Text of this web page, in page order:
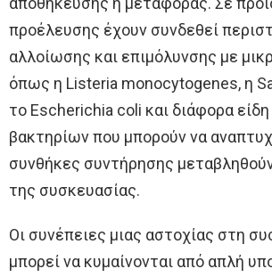
προέλευσης έχουν συνδεθεί
αλλοίωσης και επιμόλυνσης με
όπως η Listeria monocytogenes, η
το Escherichia coli και διάφορα
βακτηρίων που μπορούν να
συνθήκες συντήρησης
της συσκευασίας.
Οι συνέπειες μιας αστοχίας στη
μπορεί να κυμαίνονται από απλή